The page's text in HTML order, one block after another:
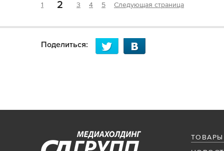
1 2 3 4 5 Следующая страница
Поделиться: